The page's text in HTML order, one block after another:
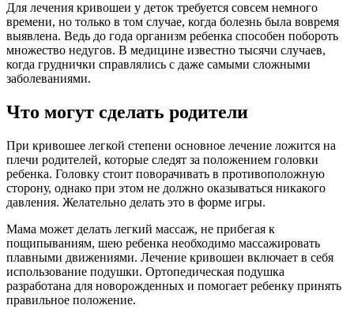
Для лечения кривошеи у деток требуется совсем немного
времени, но только в том случае, когда болезнь была вовремя
выявлена. Ведь до года организм ребенка способен побороть
множество недугов. В медицине известно тысячи случаев,
когда груднички справлялись с даже самыми сложными
заболеваниями.
Что могут сделать родители
При кривошее легкой степени основное лечение ложится на
плечи родителей, которые следят за положением головки
ребенка. Головку стоит поворачивать в противоположную
сторону, однако при этом не должно оказываться никакого
давления. Желательно делать это в форме игры.
Мама может делать легкий массаж, не прибегая к
пощипываниям, шею ребенка необходимо массажировать
плавными движениями. Лечение кривошеи включает в себя
использование подушки. Ортопедическая подушка
разработана для новорожденных и помогает ребенку принять
правильное положение.